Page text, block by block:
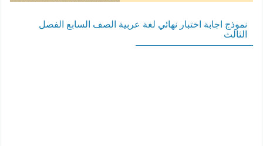
نموذج اجابة اختبار نهائي لغة عربية الصف السابع الفصل
الثالث